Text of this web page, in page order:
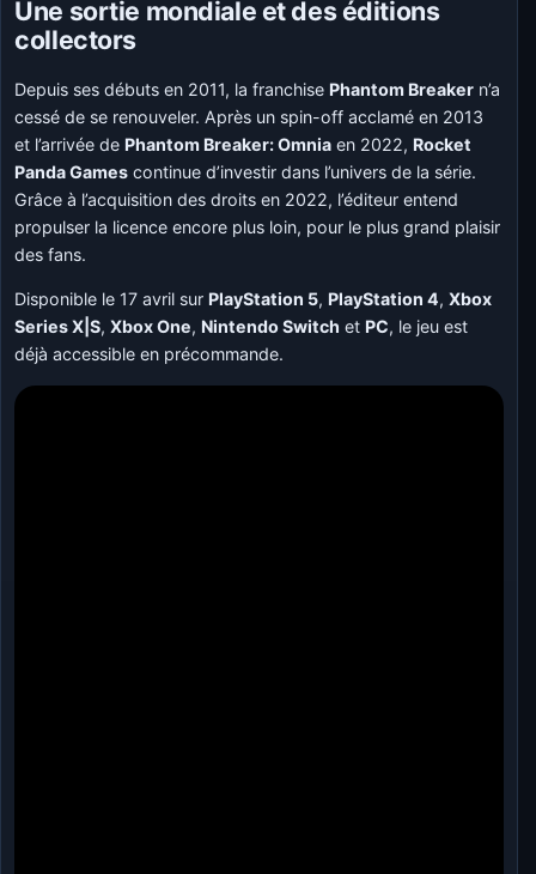
Une sortie mondiale et des éditions
collectors
Depuis ses débuts en 2011, la franchise Phantom Breaker n’a
cessé de se renouveler. Après un spin-off acclamé en 2013
et l’arrivée de Phantom Breaker: Omnia en 2022, Rocket
Panda Games continue d’investir dans l’univers de la série.
Grâce à l’acquisition des droits en 2022, l’éditeur entend
propulser la licence encore plus loin, pour le plus grand plaisir
des fans.
Disponible le 17 avril sur PlayStation 5, PlayStation 4,Xbox
Series X|S,Xbox One, Nintendo Switch et PC, le jeu est
déjà accessible en précommande.